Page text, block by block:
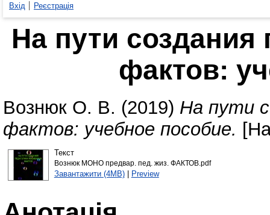
Вхід Реєстрація
На пути создания
фактов:
Вознюк О. В. (2019) На пути
фактов: учебное пособие.
Текст
Вознюк МОНО предвар. пед. жиз. ФАКТОВ.pdf
Завантажити (4MB)| Preview